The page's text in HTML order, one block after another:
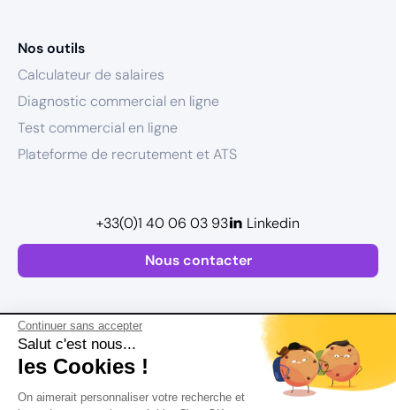
Continuer sans accepter
Salut c'est nous...
les Cookies !
On aimerait personnaliser votre recherche et
Nos outils
Calculateur de salaires
Diagnostic commercial en ligne
Test commercial en ligne
Plateforme de recrutement et ATS
Nous contacter
+33(0)1 40 06 03 93 Linkedin
Plan de site